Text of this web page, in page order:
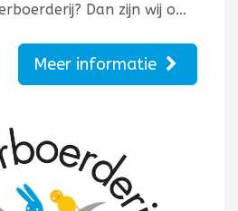
Dan zijn wij o…
Meer informatie